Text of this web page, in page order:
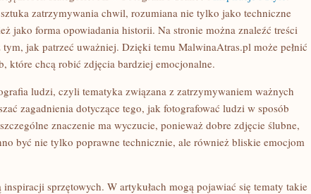
zatrzymywania chwil, rozumiana nie tylko jako techniczne
jako forma opowiadania historii. Na stronie można znaleźć treści
tym, jak patrzeć uważniej. Dzięki temu MalwinaAtras.pl może pełnić
które chcą robić zdjęcia bardziej emocjonalne.
ludzi, czyli tematyka związana z zatrzymywaniem ważnych
zagadnienia dotyczące tego, jak fotografować ludzi w sposób
znaczenie ma wyczucie, ponieważ dobre zdjęcie ślubne,
być nie tylko poprawne technicznie, ale również bliskie emocjom
sprzętowych. W artykułach mogą pojawiać się tematy takie